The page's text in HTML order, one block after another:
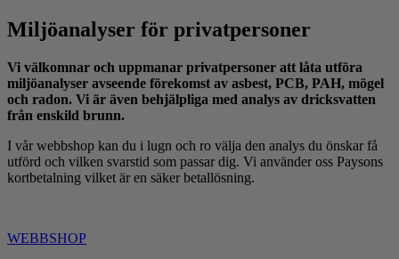
Miljöanalyser för privatpersoner
Vi välkomnar och uppmanar privatpersoner att låta utföra
miljöanalyser avseende förekomst av asbest, PCB, PAH, mögel
och radon. Vi är även behjälpliga med analys av dricksvatten
från enskild brunn.
I vår webbshop kan du i lugn och ro välja den analys du önskar få
utförd och vilken svarstid som passar dig. Vi använder oss Paysons
kortbetalning vilket är en säker betallösning.
WEBBSHOP